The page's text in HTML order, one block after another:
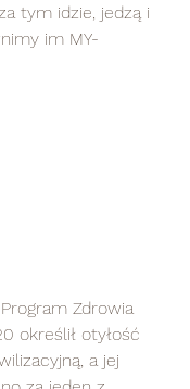
tym idzie, jedzą i
im MY-
określił otyłość
a jej